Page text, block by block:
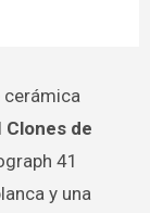
cerámica
Clones de
41
y una